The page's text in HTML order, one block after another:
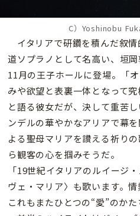
C）Yoshinobu
イタリアで研鑽を積んだ叙
道ソプラノとして名高い、垣
11月の王子ホールに登場。「
みや欲望と表裏一体となって究
と語る彼女だが、決して重苦
ンデルの華やかなアリアで幕
よる聖母マリアを讃える祈り
ら観客の心を掴みそうだ。
「19世紀イタリアのルイージ
ヴェ・マリア〉も歌います。情
これもまたひとつの“愛”のかた